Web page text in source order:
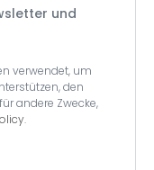
und
verwendet, um
den
andere Zwecke,
.